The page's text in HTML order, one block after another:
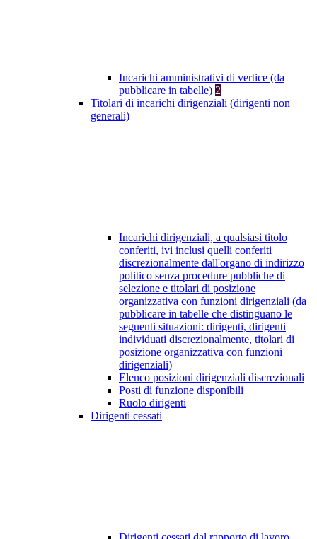
Incarichi amministrativi di vertice (da
pubblicare in tabelle) 2
Titolari di incarichi dirigenziali (dirigenti non
generali)
Incarichi dirigenziali, a qualsiasi titolo
conferiti, ivi inclusi quelli conferiti
discrezionalmente dall'organo di indirizzo
politico senza procedure pubbliche di
selezione e titolari di posizione
organizzativa con funzioni dirigenziali (da
pubblicare in tabelle che distinguano le
seguenti situazioni: dirigenti, dirigenti
individuati discrezionalmente, titolari di
posizione organizzativa con funzioni
dirigenziali)
Elenco posizioni dirigenziali discrezionali
Posti di funzione disponibili
Ruolo dirigenti
Dirigenti cessati